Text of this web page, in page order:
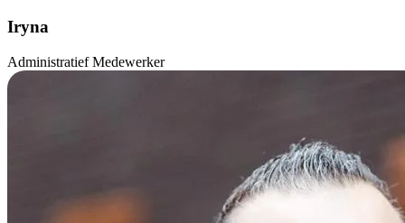
Iryna
Administratief Medewerker